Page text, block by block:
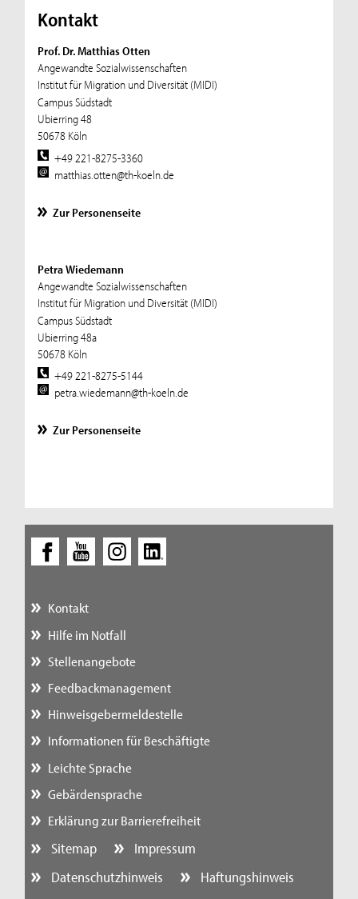
Kontakt
Prof. Dr. Matthias Otten
Angewandte Sozialwissenschaften
Institut für Migration und Diversität (MIDI)
Campus Südstadt
Ubierring 48
50678 Köln
+49 221-8275-3360
matthias.otten@th-koeln.de
Zur Personenseite
Petra Wiedemann
Angewandte Sozialwissenschaften
Institut für Migration und Diversität (MIDI)
Campus Südstadt
Ubierring 48a
50678 Köln
+49 221-8275-5144
petra.wiedemann@th-koeln.de
Zur Personenseite
Kontakt
Hilfe im Notfall
Stellenangebote
Feedbackmanagement
Hinweisgebermeldestelle
Informationen für Beschäftigte
Leichte Sprache
Gebärdensprache
Erklärung zur Barrierefreiheit
Sitemap
Impressum
Datenschutzhinweis
Haftungshinweis